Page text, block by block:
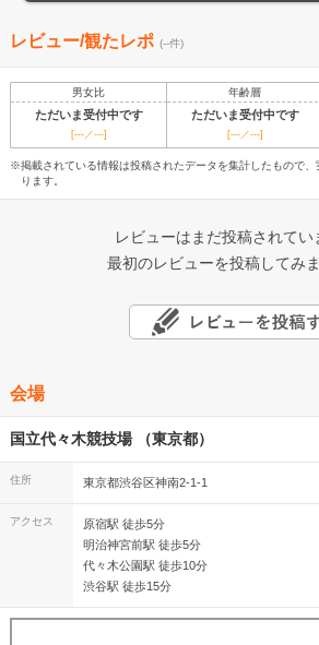
レビュー/観たレポ (--件)
男女比 年齢層
ただいま受付中です ただいま受付中です
[---／---] [---／---]
※掲載されている情報は投稿されたデータを集計したもので
ります。
レビューはまだ投稿されてい
最初のレビューを投稿してみ
会場
国立代々木競技場 （東京都）
住所 東京都渋谷区神南2-1-1
アクセス
原宿駅 徒歩5分
明治神宮前駅 徒歩5分
代々木公園駅 徒歩10分
渋谷駅 徒歩15分